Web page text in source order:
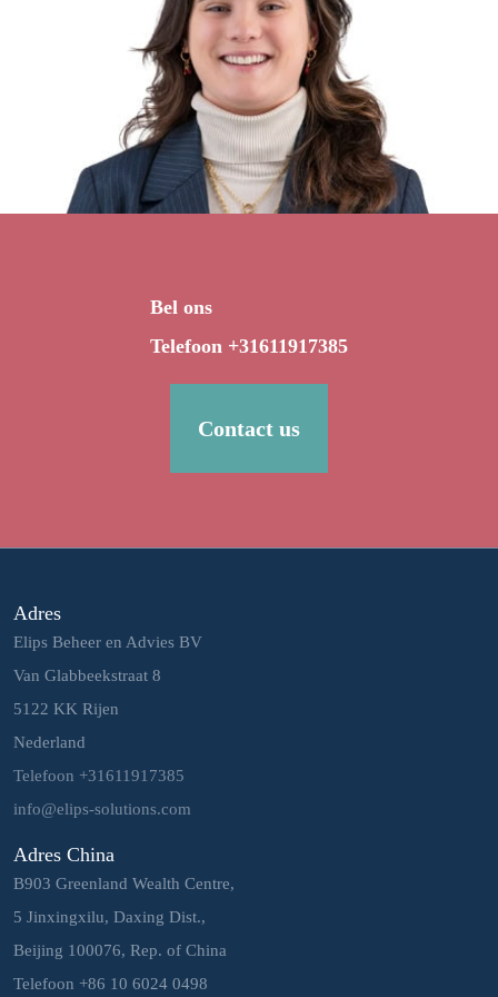
Bel ons
Telefoon +31611917385
Contact us
Adres
Elips Beheer en Advies BV
Van Glabbeekstraat 8
5122 KK Rijen
Nederland
Telefoon +31611917385
info@elips-solutions.com
Adres China
B903 Greenland Wealth Centre,
5 Jinxingxilu, Daxing Dist.,
Beijing 100076, Rep. of China
Telefoon +86 10 6024 0498